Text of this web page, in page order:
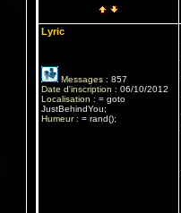
Lyric
Messages : 857
Date d'inscription : 06/10/2012
Localisation : = goto
JustBehindYou;
Humeur: = rand();